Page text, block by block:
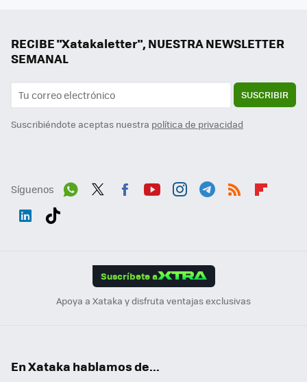
RECIBE "Xatakaletter", NUESTRA NEWSLETTER
SEMANAL
SUSCRIBIR
Suscribiéndote aceptas nuestra política de privacidad
Síguenos
Suscríbete a
Apoya a Xataka y disfruta ventajas exclusivas
En Xataka hablamos de...